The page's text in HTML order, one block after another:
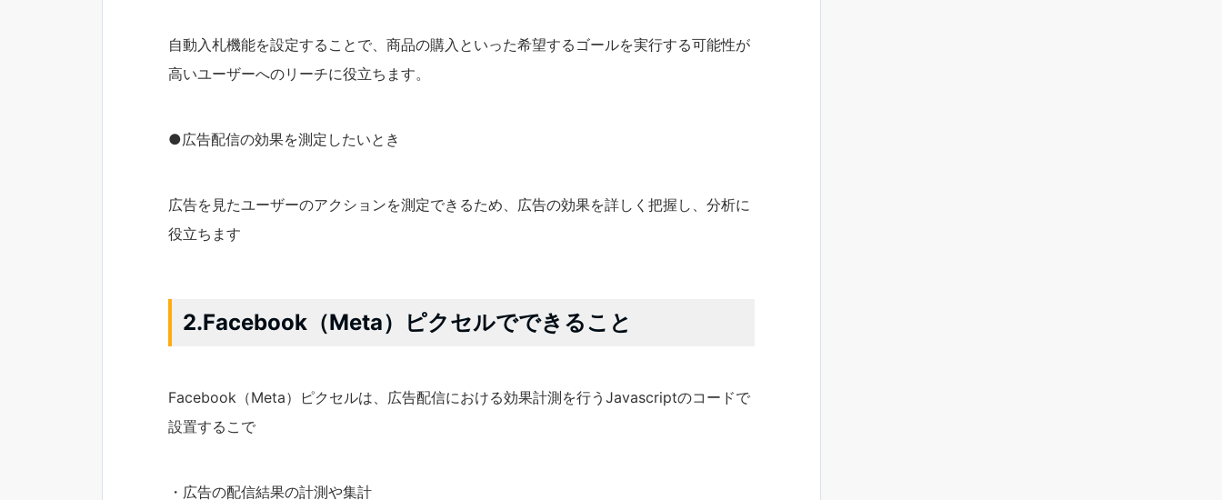
自動入札機能を設定することで、商品の購入といった希望するゴールを実行する可能性が
高いユーザーへのリーチに役立ちます。
●広告配信の効果を測定したいとき
広告を見たユーザーのアクションを測定できるため、広告の効果を詳しく把握し、分析に
役立ちます
2.Facebook（Meta）ピクセルでできること
Facebook（Meta）ピクセルは、広告配信における効果計測を行うJavascriptのコードで
設置するこで
・広告の配信結果の計測や集計